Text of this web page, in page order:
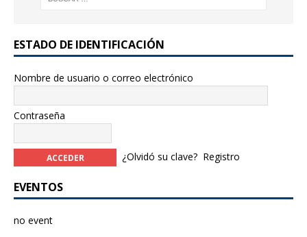
ESTADO DE IDENTIFICACIÓN
Nombre de usuario o correo electrónico
Contraseña
¿Olvidó su clave? Registro
EVENTOS
no event